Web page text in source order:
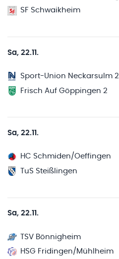
SF Schwaikheim
Sa, 22.11.
Sport-Union Neckarsulm 2
Frisch Auf Göppingen 2
Sa, 22.11.
HC Schmiden/Oeffingen
TuS Steißlingen
Sa, 22.11.
TSV Bönnigheim
HSG Fridingen/Mühlheim